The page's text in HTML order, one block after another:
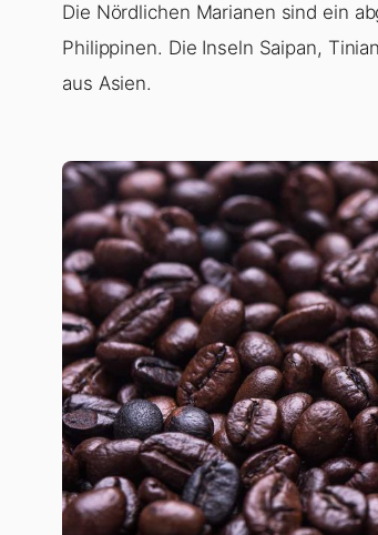
Die Nördlichen Marianen sind ein
Philippinen. Die Inseln Saipan,
aus Asien.